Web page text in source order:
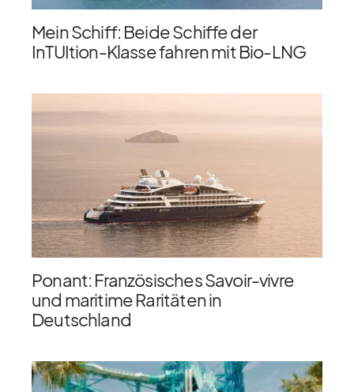
Mein Schiff: Beide Schiffe der
InTUItion-Klasse fahren mit Bio-LNG
Ponant: Französisches Savoir-vivre
und maritime Raritäten in
Deutschland